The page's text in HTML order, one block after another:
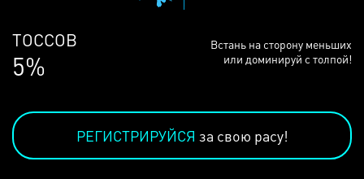
ЛЮДЕЙ
69%
Встань на сторону меньших
или доминируй с толпой!
РЕГИСТРИРУЙСЯ за свою расу!